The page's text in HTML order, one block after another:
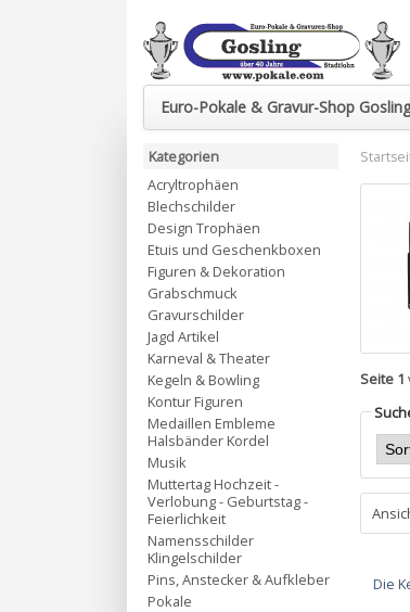
Euro-Pokale & Gravur-Shop
Seite 1
Die
Kategorien
Acryltrophäen
Blechschilder
Design Trophäen
Etuis und Geschenkboxen
Figuren & Dekoration
Grabschmuck
Gravurschilder
Jagd Artikel
Karneval & Theater
Kegeln & Bowling
Kontur Figuren
Medaillen Embleme
Halsbänder Kordel
Musik
Muttertag Hochzeit -
Verlobung - Geburtstag -
Feierlichkeit
Namensschilder
Klingelschilder
Pins, Anstecker & Aufkleber
Pokale